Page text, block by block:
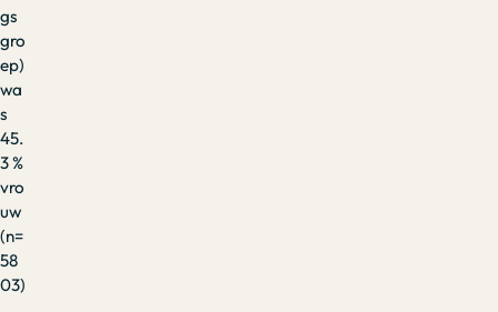
gs
gro
ep)
wa
s
45.
3 %
vro
uw
(n=
58
03)